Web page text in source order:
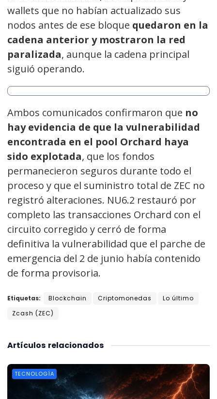
wallets que no habían actualizado sus
nodos antes de ese bloque quedaron en la
cadena anterior y mostraron la red
paralizada, aunque la cadena principal
siguió operando.
Ambos comunicados confirmaron que no
hay evidencia de que la vulnerabilidad
encontrada en el pool Orchard haya
sido explotada, que los fondos
permanecieron seguros durante todo el
proceso y que el suministro total de ZEC no
registró alteraciones. NU6.2 restauró por
completo las transacciones Orchard con el
circuito corregido y cerró de forma
definitiva la vulnerabilidad que el parche de
emergencia del 2 de junio había contenido
de forma provisoria.
Etiquetas: Blockchain Criptomonedas
Lo último
Zcash (ZEC)
relacionados
Artículos
TECNOLOGÍA